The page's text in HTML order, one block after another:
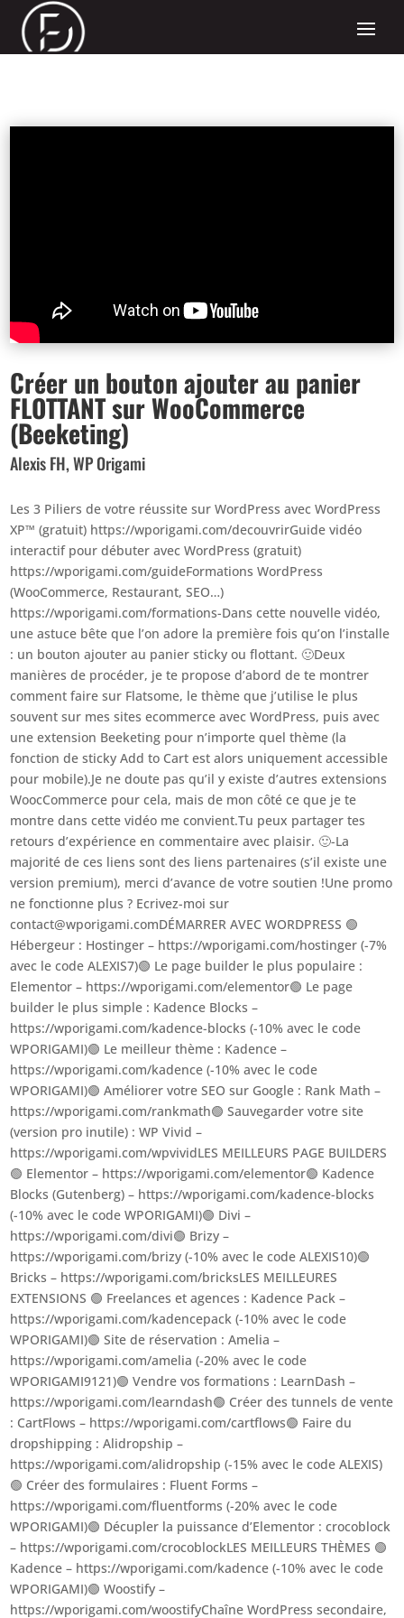
Créer un bouton ajouter au panier
FLOTTANT sur WooCommerce
(Beeketing)
Alexis FH, WP Origami
Les 3 Piliers de votre réussite sur WordPress avec WordPress
XP™ (gratuit) https://wporigami.com/decouvrirGuide vidéo
interactif pour débuter avec WordPress (gratuit)
https://wporigami.com/guideFormations WordPress
(WooCommerce, Restaurant, SEO…)
https://wporigami.com/formations-Dans cette nouvelle vidéo,
une astuce bête que l’on adore la première fois qu’on l’installe
: un bouton ajouter au panier sticky ou flottant. 🙂Deux
manières de procéder, je te propose d’abord de te montrer
comment faire sur Flatsome, le thème que j’utilise le plus
souvent sur mes sites ecommerce avec WordPress, puis avec
une extension Beeketing pour n’importe quel thème (la
fonction de sticky Add to Cart est alors uniquement accessible
pour mobile).Je ne doute pas qu’il y existe d’autres extensions
WoocCommerce pour cela, mais de mon côté ce que je te
montre dans cette vidéo me convient.Tu peux partager tes
retours d’expérience en commentaire avec plaisir. 🙂-La
majorité de ces liens sont des liens partenaires (s’il existe une
version premium), merci d’avance de votre soutien !Une promo
ne fonctionne plus ? Ecrivez-moi sur
contact@wporigami.comDÉMARRER AVEC WORDPRESS 🟢
Hébergeur : Hostinger – https://wporigami.com/hostinger (-7%
avec le code ALEXIS7)🟢 Le page builder le plus populaire :
Elementor – https://wporigami.com/elementor🟢 Le page
builder le plus simple : Kadence Blocks –
https://wporigami.com/kadence-blocks (-10% avec le code
WPORIGAMI)🟢 Le meilleur thème : Kadence –
https://wporigami.com/kadence (-10% avec le code
WPORIGAMI)🟢 Améliorer votre SEO sur Google : Rank Math –
https://wporigami.com/rankmath🟢 Sauvegarder votre site
(version pro inutile) : WP Vivid –
https://wporigami.com/wpvividLES MEILLEURS PAGE BUILDERS
🟢 Elementor – https://wporigami.com/elementor🟢 Kadence
Blocks (Gutenberg) – https://wporigami.com/kadence-blocks
(-10% avec le code WPORIGAMI)🟢 Divi –
https://wporigami.com/divi🟢 Brizy –
https://wporigami.com/brizy (-10% avec le code ALEXIS10)🟢
Bricks – https://wporigami.com/bricksLES MEILLEURES
EXTENSIONS 🟢 Freelances et agences : Kadence Pack –
https://wporigami.com/kadencepack (-10% avec le code
WPORIGAMI)🟢 Site de réservation : Amelia –
https://wporigami.com/amelia (-20% avec le code
WPORIGAMI9121)🟢 Vendre vos formations : LearnDash –
https://wporigami.com/learndash🟢 Créer des tunnels de vente
: CartFlows – https://wporigami.com/cartflows🟢 Faire du
dropshipping : Alidropship –
https://wporigami.com/alidropship (-15% avec le code ALEXIS)
🟢 Créer des formulaires : Fluent Forms –
https://wporigami.com/fluentforms (-20% avec le code
WPORIGAMI)🟢 Décupler la puissance d’Elementor : crocoblock
– https://wporigami.com/crocoblockLES MEILLEURS THÈMES 🟢
Kadence – https://wporigami.com/kadence (-10% avec le code
WPORIGAMI)🟢 Woostify –
https://wporigami.com/woostifyChaîne WordPress secondaire,